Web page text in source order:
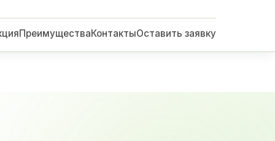
ПреимуществаКонтактыОставить заявку